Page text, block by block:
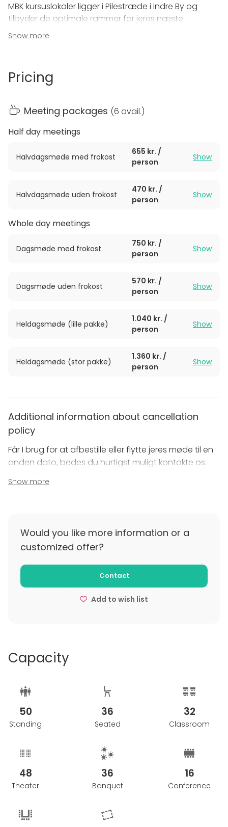
MBK kursuslokaler ligger i Pilestræde i Indre By og
tilbyder de optimale rammer for jeres næste
arrangement. Vores lokaler har plads til alt fra 2 til 150
personer, og de kommer med alt det nødvendige
Det er muligt at kombinere jeres møde, kursus eller
sørger for, at I godt dækket ind fra start til slut.
Lej vores flotte, lyse kursuslokaler, der kan huse op til
kan naturligvis arrangeres med bordopstillinger, der
passer til netop jeres arrangement.
Send en forespørgsel for at høre mere.
Show more
Pricing
Meeting packages (6 avail.)
Half day meetings
Halvdagsmøde med frokost
655 kr. /
person
Show
Halvdagsmøde uden frokost
470 kr. /
person
Show
Whole day meetings
Dagsmøde med frokost
750 kr. /
person
Show
Dagsmøde uden frokost
570 kr. /
person
Show
Heldagsmøde (lille pakke)
1.040 kr. /
person
Show
Heldagsmøde (stor pakke)
1.360 kr. /
person
Show
Additional information about cancellation
policy
Får I brug for at afbestille eller flytte jeres møde til en
anden dato, bedes du hurtigst muligt kontakte os.
lokalelejens første dag: ingen betaling.
Afbestiller eller ændrer I mødedato senere end 2 uger
før lokalelejens første dag, så betaler I 100% af
ordrebekræftelsens værdi.
I kan frit afbestille op til 10%, i forhold til det oprindelige
deltagerantal, frem til 48 timer før lokalelejens start.
Afbestilling skal ske skriftligt tilmail@MBK.dk
Show more
Would you like more information or a
customized offer?
Contact
Add to wish list
Capacity
50
Standing
36
Seated
32
Classroom
48
Theater
36
Banquet
16
Conference